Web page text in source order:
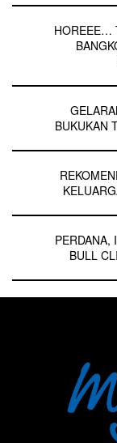
HOREEE…
BUKUKAN
PERDANA,
BULL